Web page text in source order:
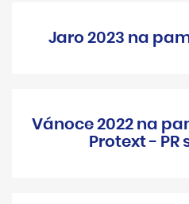
Jaro 2023 na
Vánoce 2022 na
Protext - PR